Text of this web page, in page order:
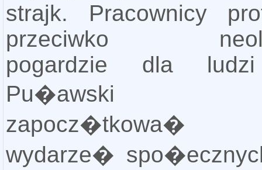
strajk. Pracownicy
przeciwko
pogardzie dla
Pu�awski
wydarze�